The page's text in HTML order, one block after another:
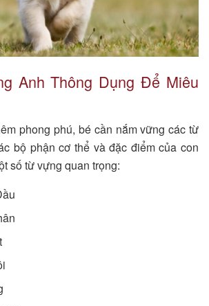
Anh Thông Dụng Để Miêu
phong phú, bé cần nắm vững các từ
bộ phận cơ thể và đặc điểm của con
số từ vựng quan trọng: